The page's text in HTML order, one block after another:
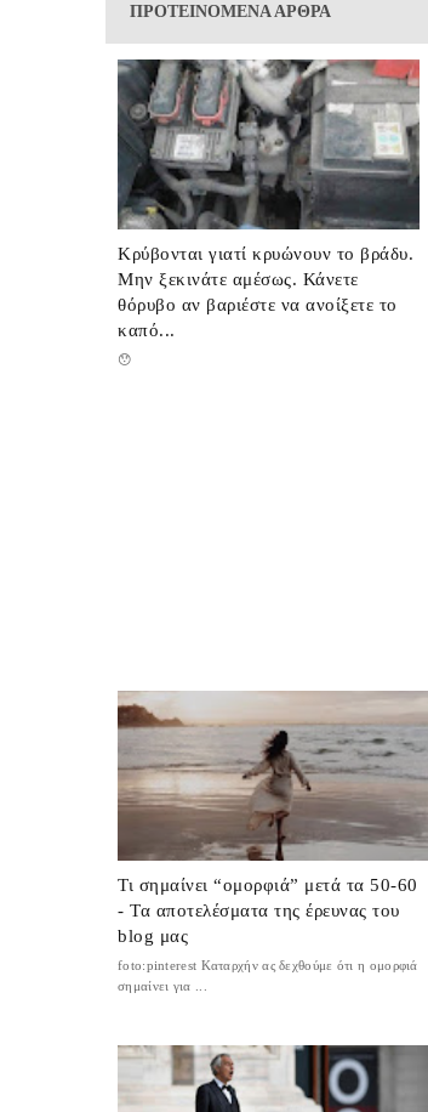
ΠΡΟΤΕΙΝΟΜΕΝΑ ΑΡΘΡΑ
Κρύβονται γιατί κρυώνουν το βράδυ.
Μην ξεκινάτε αμέσως. Κάνετε
θόρυβο αν βαριέστε να ανοίξετε το
καπό...
😯
Τι σημαίνει “ομορφιά” μετά τα 50-60
- Τα αποτελέσματα της έρευνας του
blog μας
foto:pinterest Καταρχήν ας δεχθούμε ότι η ομορφιά
σημαίνει για ...